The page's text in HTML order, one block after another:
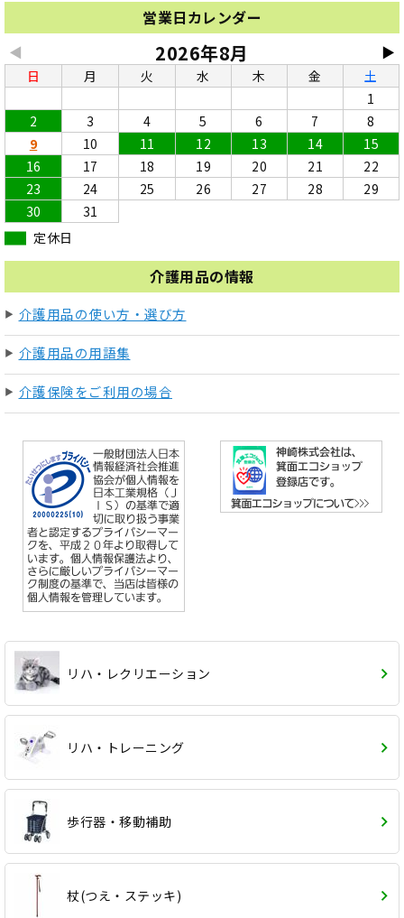
営業日カレンダー
◀ ▶
2026年8月
日 月 火 水 木 金
土
1
2
3 4 5 6 7
8
9
10 11 12 13 14
15
16
17 18 19 20 21
22
23
24 25 26 27 28
29
30
31
定休日
介護用品の情報
介護用品の使い方・選び方
介護用品の用語集
介護保険をご利用の場合
リハ・レクリエーション
リハ・トレーニング
歩行器・移動補助
杖(つえ・ステッキ)